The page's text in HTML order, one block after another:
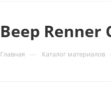
Веер Renner
Главная — Каталог материалов